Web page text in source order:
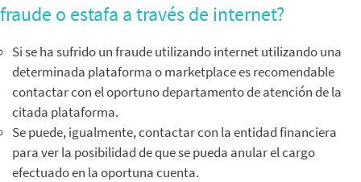
fraude o estafa a través de internet?
Si se ha sufrido un fraude utilizando internet utilizando una
determinada plataforma o marketplace es recomendable
contactar con el oportuno departamento de atención de la
citada plataforma.
Se puede, igualmente, contactar con la entidad financiera
para ver la posibilidad de que se pueda anular el cargo
efectuado en la oportuna cuenta.